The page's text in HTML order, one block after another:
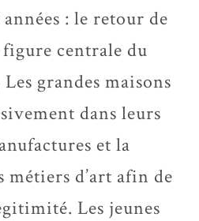
: le retour de
centrale du
grandes maisons
dans leurs
et la
métiers d’art afin de
Les jeunes